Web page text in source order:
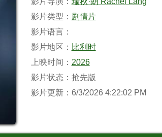
影片类型： 剧情片
影片语言：
影片地区： 比利时
上映时间： 2026
影片状态：抢先版
影片更新：6/3/2026 4:22:02 PM